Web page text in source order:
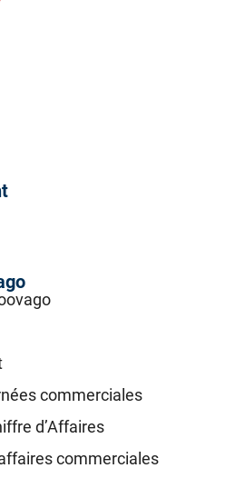
commerciales
d’Affaires
commerciales